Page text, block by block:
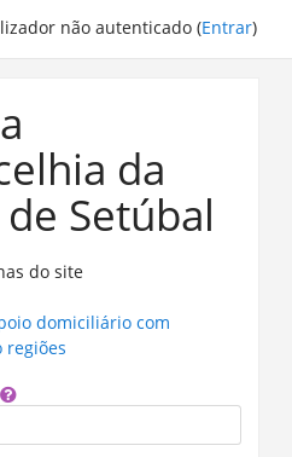
não autenticado (Entrar)
da
Setúbal
do site
domiciliário com
regiões